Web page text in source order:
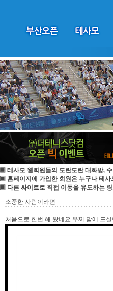
▣ 테사모 웹회원들의 도란도란 대화방,
▣ 홈페이지에 가입한 회원은 누구나 테사
▣ 다른 싸이트로 직접 이동을 유도하는
소중한 사람이라면
처음으로 한번 해 봤네요 우찌 맘에 드